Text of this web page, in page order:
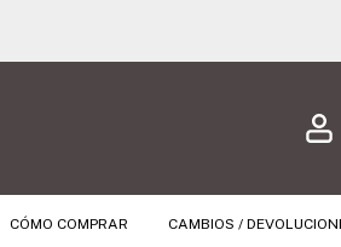
CÓMO COMPRAR CAMBIOS /